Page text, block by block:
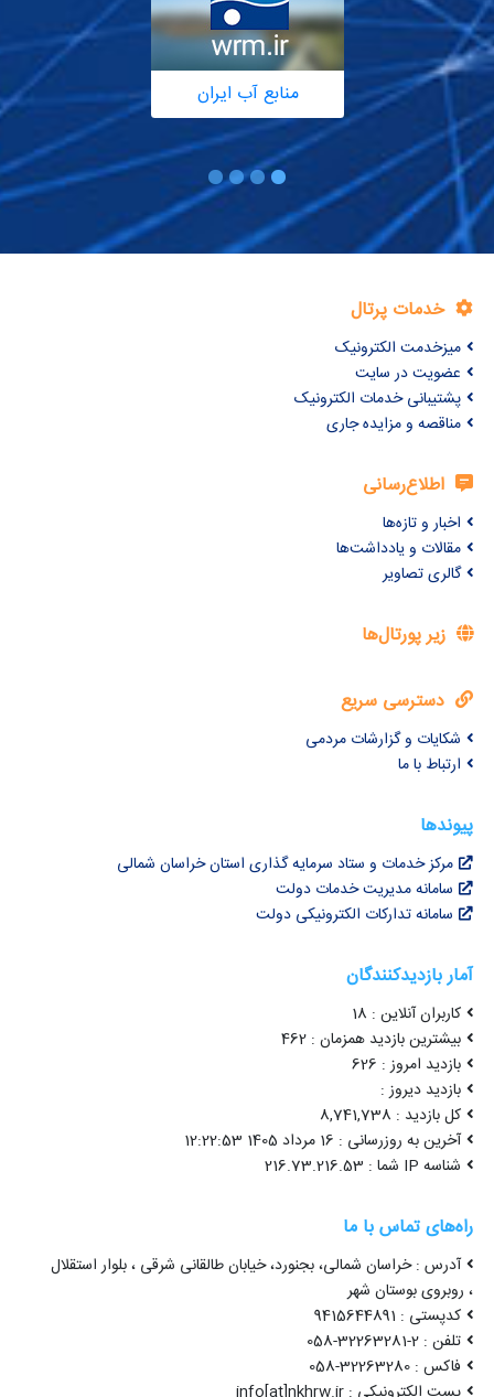
منابع آب ایران
خدمات پرتال
میزخدمت الکترونیک
عضویت در سایت
پشتیبانی خدمات الکترونیک
مناقصه و مزایده جاری
اطلاع‌رسانی
اخبار و تازه‌ها
مقالات و یادداشت‌ها
گالری تصاویر
زیر پورتال‌ها
دسترسی سریع
شکایات و گزارشات مردمی
ارتباط با ما
پیوندها
مرکز خدمات و ستاد سرمایه گذاری استان خراسان شمالی
سامانه مدیریت خدمات دولت
سامانه تدارکات الکترونیکی دولت
آمار بازدیدکنندگان
کاربران آنلاین : 18
بیشترین بازدید همزمان : 462
بازدید امروز : 626
بازدید دیروز :
کل بازدید : 8,741,738
آخرین به روزرسانی : 16 مرداد 1405 12:22:53
شناسه IP شما : 216.73.216.53
راه‌های تماس با ما
آدرس : خراسان شمالی، بجنورد، خیابان طالقانی شرقی ، بلوار استقلال
، روبروی بوستان شهر
کدپستی : 9415644891
تلفن : 2-32263281-058
فاکس : 32263280-058